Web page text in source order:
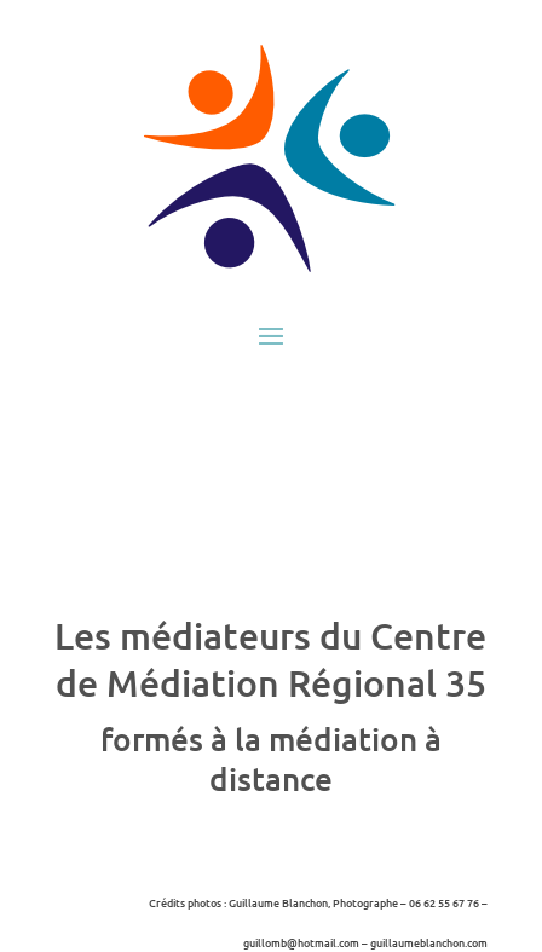
Les médiateurs du Centre
de Médiation Régional 35
formés à la médiation à
distance
Crédits photos : Guillaume Blanchon, Photographe – 06 62 55 67 76 –
guillomb@hotmail.com – guillaumeblanchon.com